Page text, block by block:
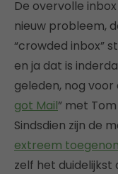
De overvolle
nieuw probleem,
“crowded inbox”
en ja dat is
geleden, nog voor
got Mail” met
Sindsdien zijn de
extreem
zelf het